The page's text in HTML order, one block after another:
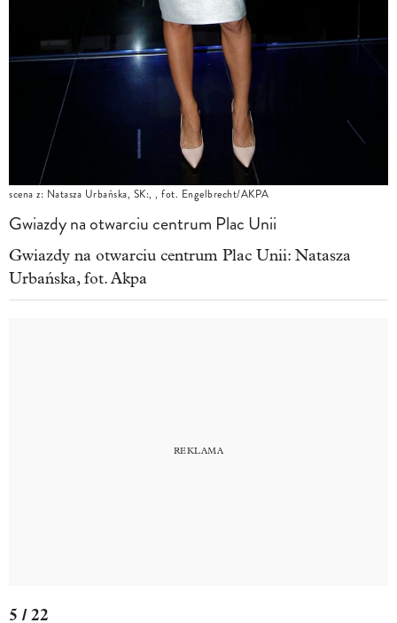
scena z: Natasza Urbańska, SK:, , fot. Engelbrecht/AKPA
Gwiazdy na otwarciu centrum Plac Unii
Gwiazdy na otwarciu centrum Plac Unii: Natasza
Urbańska, fot. Akpa
5 / 22